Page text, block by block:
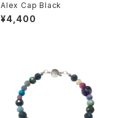
Alex Cap Black
¥4,400